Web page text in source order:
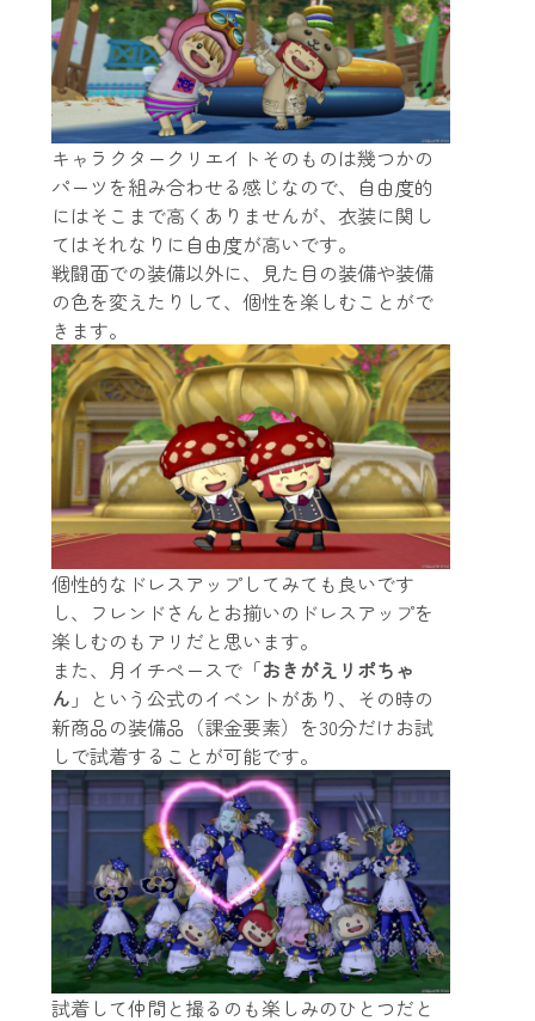
キャラクタークリエイトそのものは幾つかの
パーツを組み合わせる感じなので、自由度的
にはそこまで高くありませんが、衣装に関し
てはそれなりに自由度が高いです。
戦闘面での装備以外に、見た目の装備や装備
の色を変えたりして、個性を楽しむことがで
きます。
個性的なドレスアップしてみても良いです
し、フレンドさんとお揃いのドレスアップを
楽しむのもアリだと思います。
また、月イチペースで「おきがえリポちゃ
ん 」という公式のイベントがあり、その時の
新商品の装備品（課金要素）を30分だけお試
しで試着することが可能です。
試着して仲間と撮るのも楽しみのひとつだと